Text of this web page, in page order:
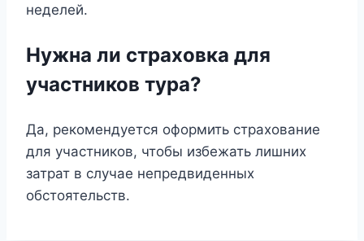
неделей.
Нужна ли страховка для
участников тура?
Да, рекомендуется оформить страхование
для участников, чтобы избежать лишних
затрат в случае непредвиденных
обстоятельств.